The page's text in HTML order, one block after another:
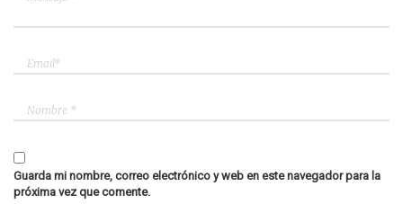
Guarda mi nombre, correo electrónico y web en este navegador para la
próxima vez que comente.